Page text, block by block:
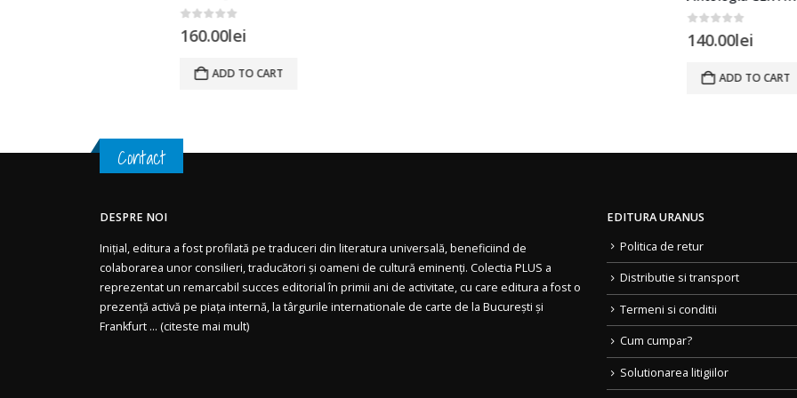
ADD TO CART ADD TO CART
Contact
DESPRE NOI
Inițial, editura a fost profilată pe traduceri din literatura universală, beneficiind de
colaborarea unor consilieri, traducători și oameni de cultură eminenți. Colectia PLUS a
reprezentat un remarcabil succes editorial în primii ani de activitate, cu care editura a fost o
prezență activă pe piața internă, la târgurile internationale de carte de la București și
Frankfurt ... (citeste mai mult)
EDITURA URANUS
Politica de retur
Distributie si transport
Termeni si conditii
Cum cumpar?
Solutionarea litigiilor